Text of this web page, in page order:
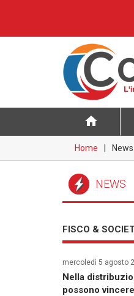
home
Home News
NEWS
FISCO &
mercoledì 5 agosto
Nella
possono